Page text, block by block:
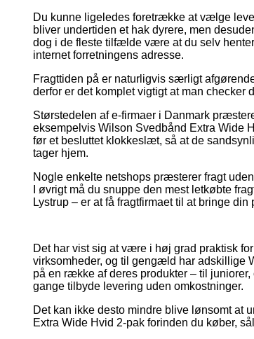
Du kunne ligeledes foretrække at vælge
bliver undertiden et hak dyrere, men
dog i de fleste tilfælde være at du selv
internet forretningens adresse.
Fragttiden på er naturligvis særligt
derfor er det komplet vigtigt at man checker
Størstedelen af e-firmaer i Danmark
eksempelvis Wilson Svedbånd Extra Wide
før et besluttet klokkeslæt, så at de
tager hjem.
Nogle enkelte netshops præsterer fragt
I øvrigt må du snuppe den mest letkøbte
Lystrup – er at få fragtfirmaet til at bringe
Det har vist sig at være i høj grad praktisk
virksomheder, og til gengæld har adskillige
på en række af deres produkter – til
gange tilbyde levering uden omkostninger.
Det kan ikke desto mindre blive lønsomt at
Extra Wide Hvid 2-pak forinden du køber,